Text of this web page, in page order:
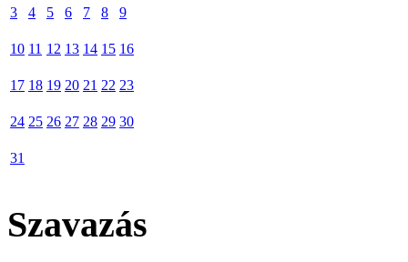
3 4 5 6 7 8 9
10 11 12 13 14 15 16
17 18 19 20 21 22 23
24 25 26 27 28 29 30
31
Szavazás